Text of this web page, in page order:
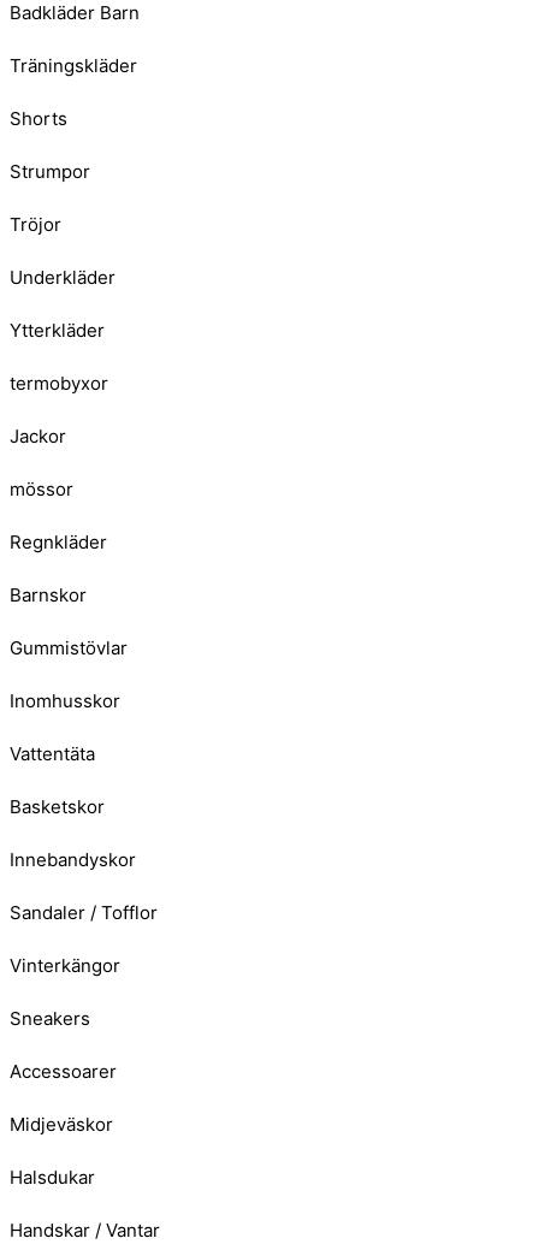
Badkläder Barn
Träningskläder
Shorts
Strumpor
Tröjor
Underkläder
Ytterkläder
termobyxor
Jackor
mössor
Regnkläder
Barnskor
Gummistövlar
Inomhusskor
Vattentäta
Basketskor
Innebandyskor
Sandaler / Tofflor
Vinterkängor
Sneakers
Accessoarer
Midjeväskor
Halsdukar
Handskar / Vantar